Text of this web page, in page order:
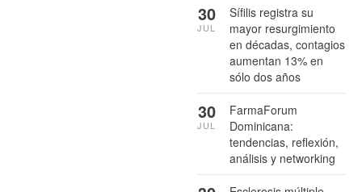
Sífilis registra su
mayor resurgimiento
en décadas, contagios
aumentan 13% en
sólo dos años
30
JUL
FarmaForum
Dominicana:
tendencias, reflexión,
análisis y networking
30
JUL